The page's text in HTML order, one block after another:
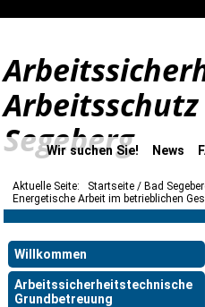
Segeberg
Wir suchen Sie! News
Aktuelle Seite: Startseite Bad
Energetische Arbeit im betrieblichen
Willkommen
Arbeitssicherheitstechnische
Grundbetreuung